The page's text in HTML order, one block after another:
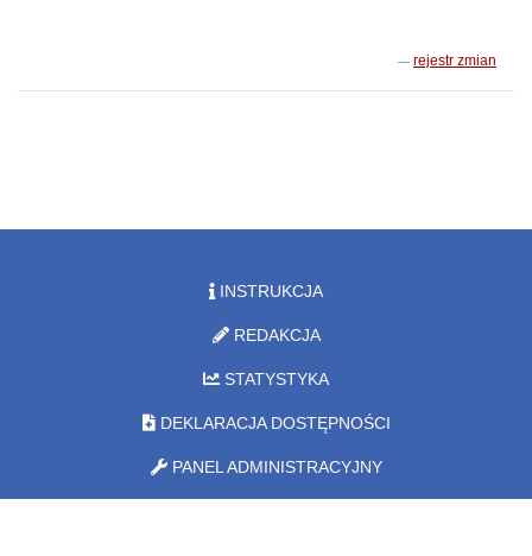
rejestr zmian
INSTRUKCJA
REDAKCJA
STATYSTYKA
DEKLARACJA DOSTĘPNOŚCI
PANEL ADMINISTRACYJNY